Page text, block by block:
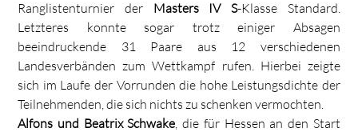
Ranglistenturnier der Masters IV S-Klasse Standard.
Letzteres konnte sogar trotz einiger Absagen
beeindruckende 31 Paare aus 12 verschiedenen
Landesverbänden zum Wettkampf rufen. Hierbei zeigte
sich im Laufe der Vorrunden die hohe Leistungsdichte der
Teilnehmenden, die sich nichts zu schenken vermochten.
Alfons und Beatrix Schwake , die für Hessen an den Start